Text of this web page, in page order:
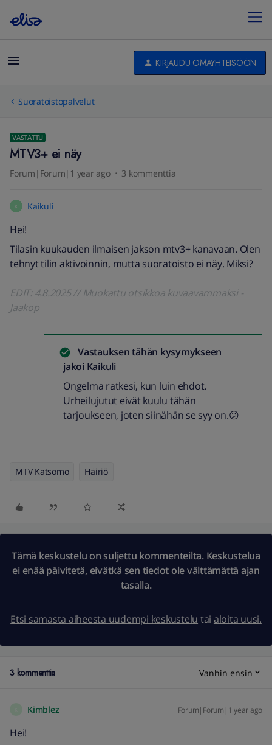
KIRJAUDU OMAYHTEISÖÖN
Suoratoistopalvelut
VASTATTU
MTV3+ ei näy
Forum|Forum|1 year ago 3 kommenttia
K Kaikuli
Hei!
Tilasin kuukauden ilmaisen jakson mtv3+ kanavaan. Olen
tehnyt tilin aktivoinnin, mutta suoratoisto ei näy. Miksi?
EDIT: 4.8.2025 // Muokattu otsikkoa kuvaavammaksi -
Jaakop
Vastauksen tähän kysymykseen
jakoi Kaikuli
Ongelma ratkesi, kun luin ehdot.
Urheilujutut eivät kuulu tähän
tarjoukseen, joten siinähän se syy on.😕
MTV Katsomo Häiriö
Tämä keskustelu on suljettu kommenteilta. Keskustelua
ei enää päivitetä, eivätkä sen tiedot ole välttämättä ajan
tasalla.
Etsi samasta aiheesta uudempi keskustelu tai aloita uusi.
3 kommenttia Vanhin ensin
Kimblez Forum|Forum|1 year ago
Hei!